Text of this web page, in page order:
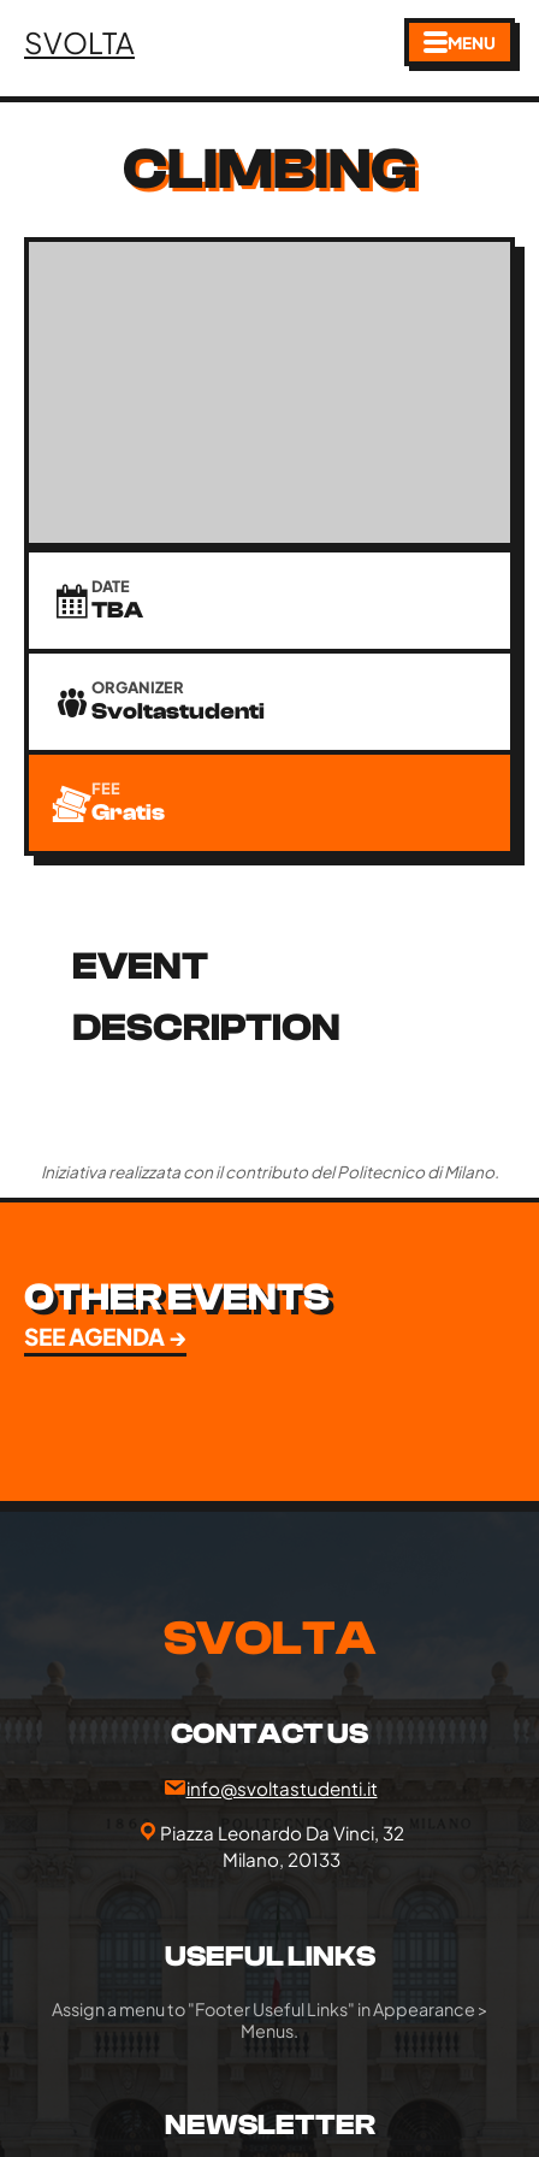
SVOLTA MENU
CLIMBING
DATE
TBA
ORGANIZER
Svoltastudenti
FEE
Gratis
EVENT
DESCRIPTION
Iniziativa realizzata con il contributo del Politecnico di Milano.
OTHER EVENTS
SEE AGENDA →
SVOLTA
CONTACT US
info@svoltastudenti.it
Piazza Leonardo Da Vinci, 32
Milano, 20133
USEFUL LINKS
Assign a menu to "Footer Useful Links" in Appearance >
Menus.
NEWSLETTER